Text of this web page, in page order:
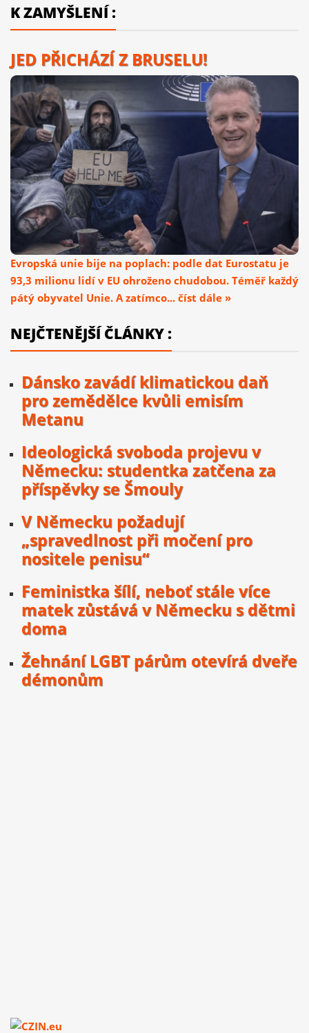
K ZAMYŠLENÍ :
JED PŘICHÁZÍ Z BRUSELU!
Evropská unie bije na poplach: podle dat Eurostatu je
93,3 milionu lidí v EU ohroženo chudobou. Téměř každý
pátý obyvatel Unie. A zatímco... číst dále »
NEJČTENĚJŠÍ ČLÁNKY :
Dánsko zavádí klimatickou daň
pro zemědělce kvůli emisím
Metanu
Ideologická svoboda projevu v
Německu: studentka zatčena za
příspěvky se Šmouly
V Německu požadují
„spravedlnost při močení pro
nositele penisu“
Feministka šílí, neboť stále více
matek zůstává v Německu s dětmi
doma
Žehnání LGBT párům otevírá dveře
démonům